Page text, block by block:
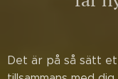
Det är på så sätt